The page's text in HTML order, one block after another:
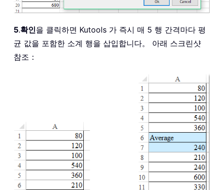
5.확인을 클릭하면 Kutools 가 즉시 매 5 행 간격마다 평
균 값을 포함한 소계 행을 삽입합니다。 아래 스크린샷
참조：